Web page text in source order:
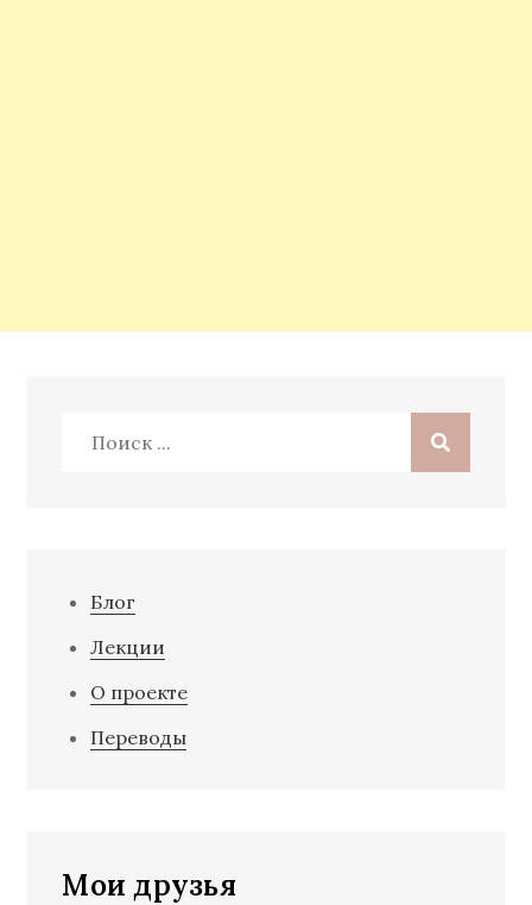
Блог
Лекции
О проекте
Переводы
Мои друзья